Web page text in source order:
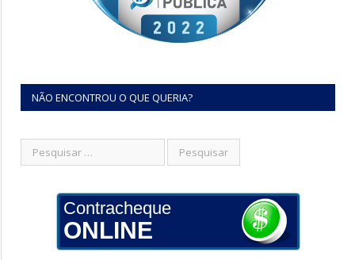
NÃO ENCONTROU O QUE QUERIA?
Contracheque
ONLINE